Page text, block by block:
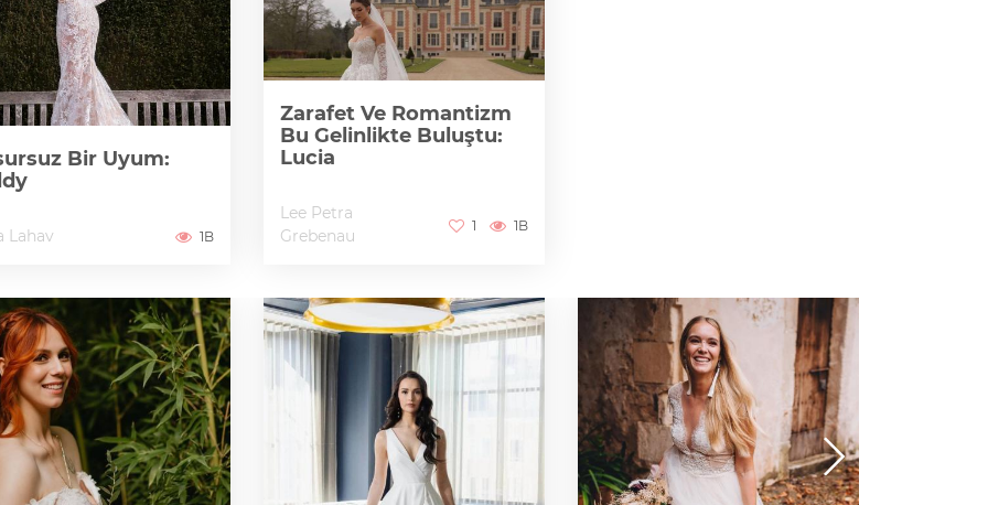
Bir Uyum:
Lahav 1B
Zarafet Ve Romantizm
Bu Gelinlikte Buluştu:
Lucia
Lee Petra
Grebenau
1 1B